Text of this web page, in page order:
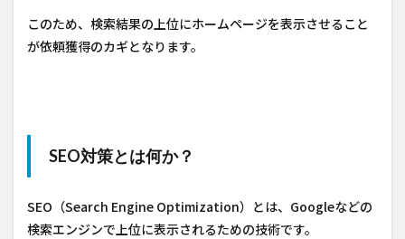
このため、検索結果の上位にホームページを表示させること
が依頼獲得のカギとなります。
SEO対策とは何か？
SEO（Search Engine Optimization）とは、Googleなどの
検索エンジンで上位に表示されるための技術です。